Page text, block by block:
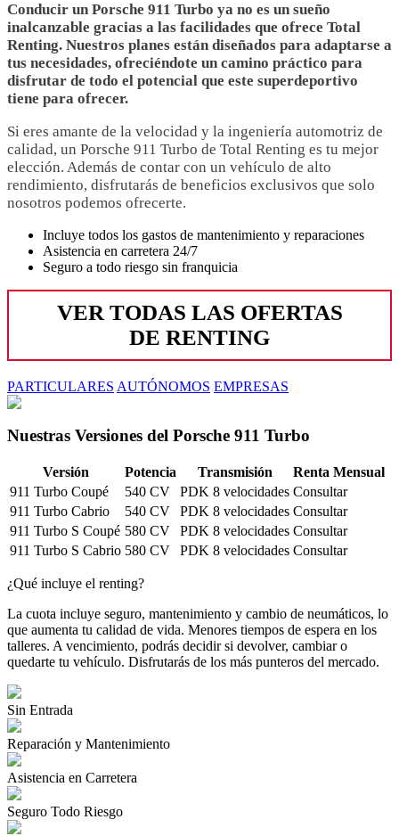
Conducir un Porsche 911 Turbo ya no es un sueño
inalcanzable gracias a las facilidades que ofrece Total
Renting. Nuestros planes están diseñados para adaptarse a
tus necesidades, ofreciéndote un camino práctico para
disfrutar de todo el potencial que este superdeportivo
tiene para ofrecer.
Si eres amante de la velocidad y la ingeniería automotriz de
calidad, un Porsche 911 Turbo de Total Renting es tu mejor
elección. Además de contar con un vehículo de alto
rendimiento, disfrutarás de beneficios exclusivos que solo
nosotros podemos ofrecerte.
Incluye todos los gastos de mantenimiento y reparaciones
Asistencia en carretera 24/7
Seguro a todo riesgo sin franquicia
VER TODAS LAS OFERTAS
DE RENTING
PARTICULARES AUTÓNOMOS EMPRESAS
Nuestras Versiones del Porsche 911 Turbo
Versión Potencia Transmisión
Renta Mensual
911 Turbo Coupé
540 CV PDK 8 velocidades Consultar
911 Turbo Cabrio
540 CV PDK 8 velocidades Consultar
911 Turbo S Coupé 580 CV PDK 8 velocidades Consultar
911 Turbo S Cabrio 580 CV PDK 8 velocidades Consultar
¿Qué incluye el renting?
La cuota incluye seguro, mantenimiento y cambio de neumáticos, lo
que aumenta tu calidad de vida. Menores tiempos de espera en los
talleres. A vencimiento, podrás decidir si devolver, cambiar o
quedarte tu vehículo. Disfrutarás de los más punteros del mercado.
Sin Entrada
Reparación y Mantenimiento
Asistencia en Carretera
Seguro Todo Riesgo